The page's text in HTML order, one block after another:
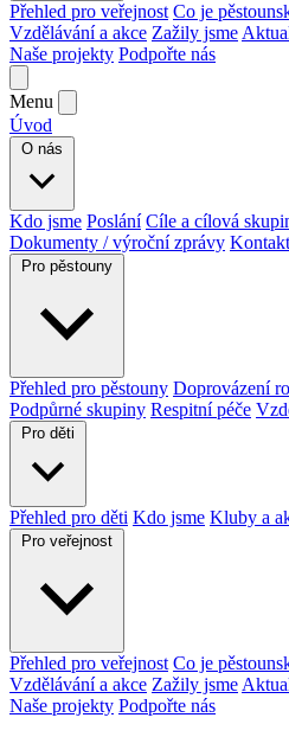
Přehled pro veřejnost Co je
Vzdělávání a akce Zažily jsme
Naše projekty Podpořte nás
Menu
Úvod
O nás
Kdo jsme Poslání Cíle a cílová
Dokumenty / výroční zprávy Kontakt
Pro pěstouny
Přehled pro pěstouny Doprovázení
Podpůrné skupiny Respitní péče
Pro děti
Přehled pro děti Kdo jsme Kluby a
Pro veřejnost
Přehled pro veřejnost Co je
Vzdělávání a akce Zažily jsme
Naše projekty Podpořte nás